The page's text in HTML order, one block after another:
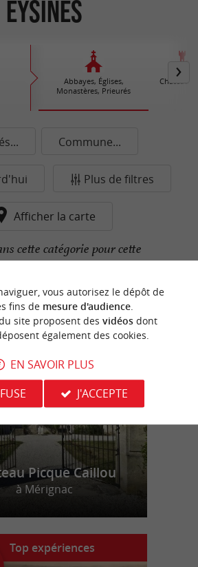
Eysines
Abbayes, Églises,
Monastères, Prieurés
Châteaux
Commune...
Plus de filtres
Afficher la carte
cette catégorie pour cette
n
o
t
r
e
c
o
u
p
d
e
c
o
e
u
r
Picque Caillou
à Mérignac
Top expériences
vous autorisez le dépôt de
fins de mesure d'audience.
site proposent des vidéosdont
également des cookies.
EN SAVOIR PLUS
J'ACCEPTE